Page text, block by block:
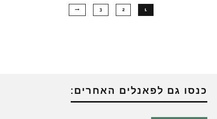
1
2
3
כנסו גם לפאנלים האחרים: